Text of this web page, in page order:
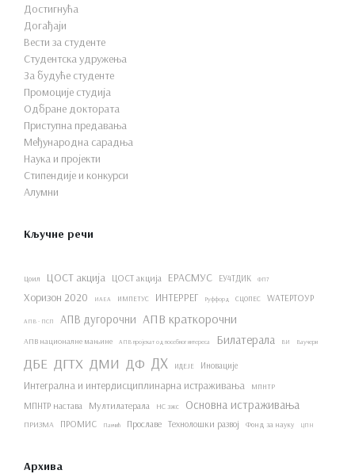
Достигнућа
Догађаји
Вести за студенте
Студентска удружења
За будуће студенте
Промоције студија
Одбране доктората
Приступна предавања
Међународна сарадња
Наука и пројекти
Стипендије и конкурси
Алумни
Кључне речи
Цоил ЦОСТ акција ЦОСТ акција ЕРАСМУС ЕУ4ТДИК ФП7
Хоризон 2020 ИАЕА ИМПЕТУС ИНТЕРРЕГ Руффорд СЦОПЕС WАТЕРТОУР
АПВ - ПСП АПВ дугорочни АПВ краткорочни
АПВ националне мањине АПВ пројекат од посебног интереса Билатерала ВИ Ваучери
ДБЕ ДГТХ ДМИ ДФ ДХ ИДЕЈЕ Иновације
Интегрална и интердисциплинарна истраживања МПНТР
МПНТР настава Мултилатерала НС зжс Основна истраживања
ПРИЗМА ПРОМИС Панчић Прославе Технолошки развој Фонд за науку ЦПН
Архива